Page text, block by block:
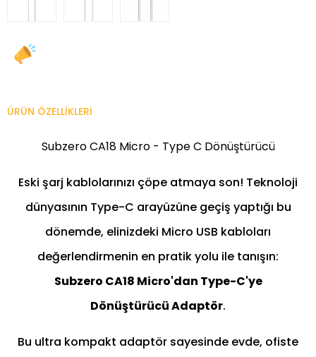
ÜRÜN ÖZELLIKLERI
Subzero CA18 Micro - Type C Dönüştürücü
Eski şarj kablolarınızı çöpe atmaya son! Teknoloji
dünyasının Type-C arayüzüne geçiş yaptığı bu
dönemde, elinizdeki Micro USB kabloları
değerlendirmenin en pratik yolu ile tanışın:
Subzero CA18 Micro'dan Type-C'ye
Dönüştürücü Adaptör.
Bu ultra kompakt adaptör sayesinde evde, ofiste